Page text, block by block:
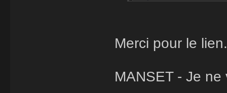
Merci pour le lien.
MANSET - Je